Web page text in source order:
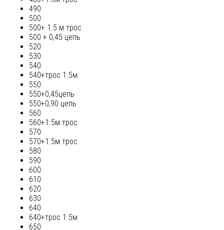
490
500
500+ 1.5 м трос
500 + 0,45 цепь
520
530
540
540+трос 1.5м
550
550+0,45цепь
550+0,90 цепь
560
560+1.5м трос
570
570+1.5м трос
580
590
600
610
620
630
640
640+трос 1.5м
650